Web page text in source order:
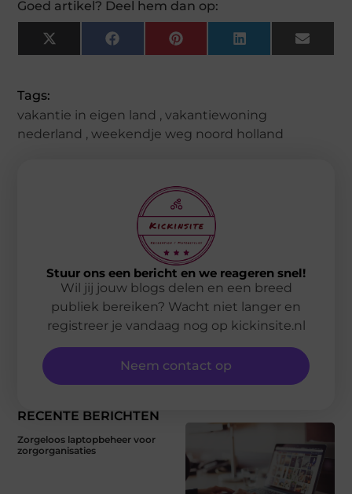
Goed artikel? Deel hem dan op:
X
(Twitter)
FacebookPinterestLinkedIn Email
Tags:
vakantie in eigen land ,vakantiewoning
nederland ,weekendje weg noord holland
RECENTE BERICHTEN
Zorgeloos laptopbeheer voor
zorgorganisaties
Stuur ons een bericht en we reageren snel!
Wil jij jouw blogs delen en een breed
publiek bereiken? Wacht niet langer en
registreer je vandaag nog op kickinsite.nl
Neem contact op